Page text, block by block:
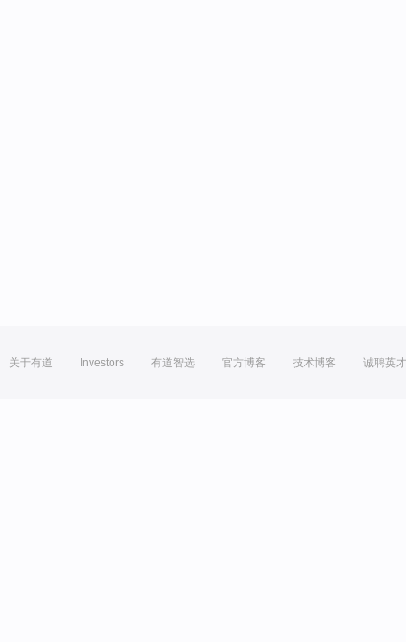
关于有道 Investors 有道智选 官方博客 技术博客 诚聘英才